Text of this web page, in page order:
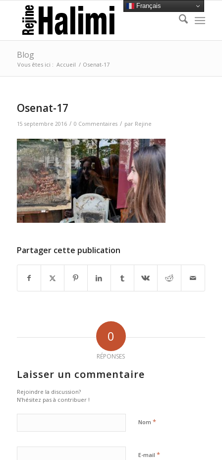
Blog
Vous êtes ici : Accueil / Osenat-17
Osenat-17
15 septembre 2016 / 0 Commentaires / par Rejine
Partager cette publication
0
RÉPONSES
Laisser un commentaire
Rejoindre la discussion?
N’hésitez pas à contribuer !
Nom *
E-mail *
Français